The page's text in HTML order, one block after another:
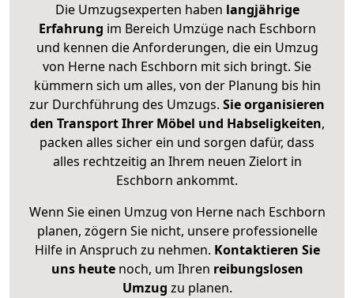
Die Umzugsexperten haben langjährige
Erfahrung im Bereich Umzüge nach Eschborn
und kennen die Anforderungen, die ein Umzug
von Herne nach Eschborn mit sich bringt. Sie
kümmern sich um alles, von der Planung bis hin
zur Durchführung des Umzugs. Sie organisieren
den Transport Ihrer Möbel und Habseligkeiten,
packen alles sicher ein und sorgen dafür, dass
alles rechtzeitig an Ihrem neuen Zielort in
Eschborn ankommt.
Wenn Sie einen Umzug von Herne nach Eschborn
planen, zögern Sie nicht, unsere professionelle
Hilfe in Anspruch zu nehmen. Kontaktieren Sie
uns heutenoch, um Ihren reibungslosen
Umzug zu planen.